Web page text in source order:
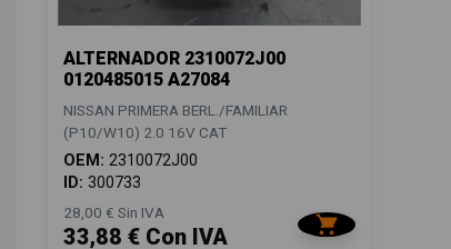
ALTERNADOR 2310072J00
0120485015 A27084
NISSAN PRIMERA BERL./FAMILIAR
(P10/W10) 2.0 16V CAT
OEM: 2310072J00
ID: 300733
28,00 € Sin IVA
33,88 € Con IVA